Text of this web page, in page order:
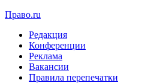
Право.ru
Редакция
Конференции
Реклама
Вакансии
Правила перепечатки